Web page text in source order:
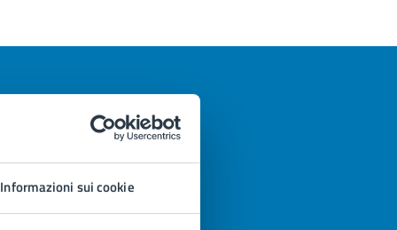
Informazioni sui cookie